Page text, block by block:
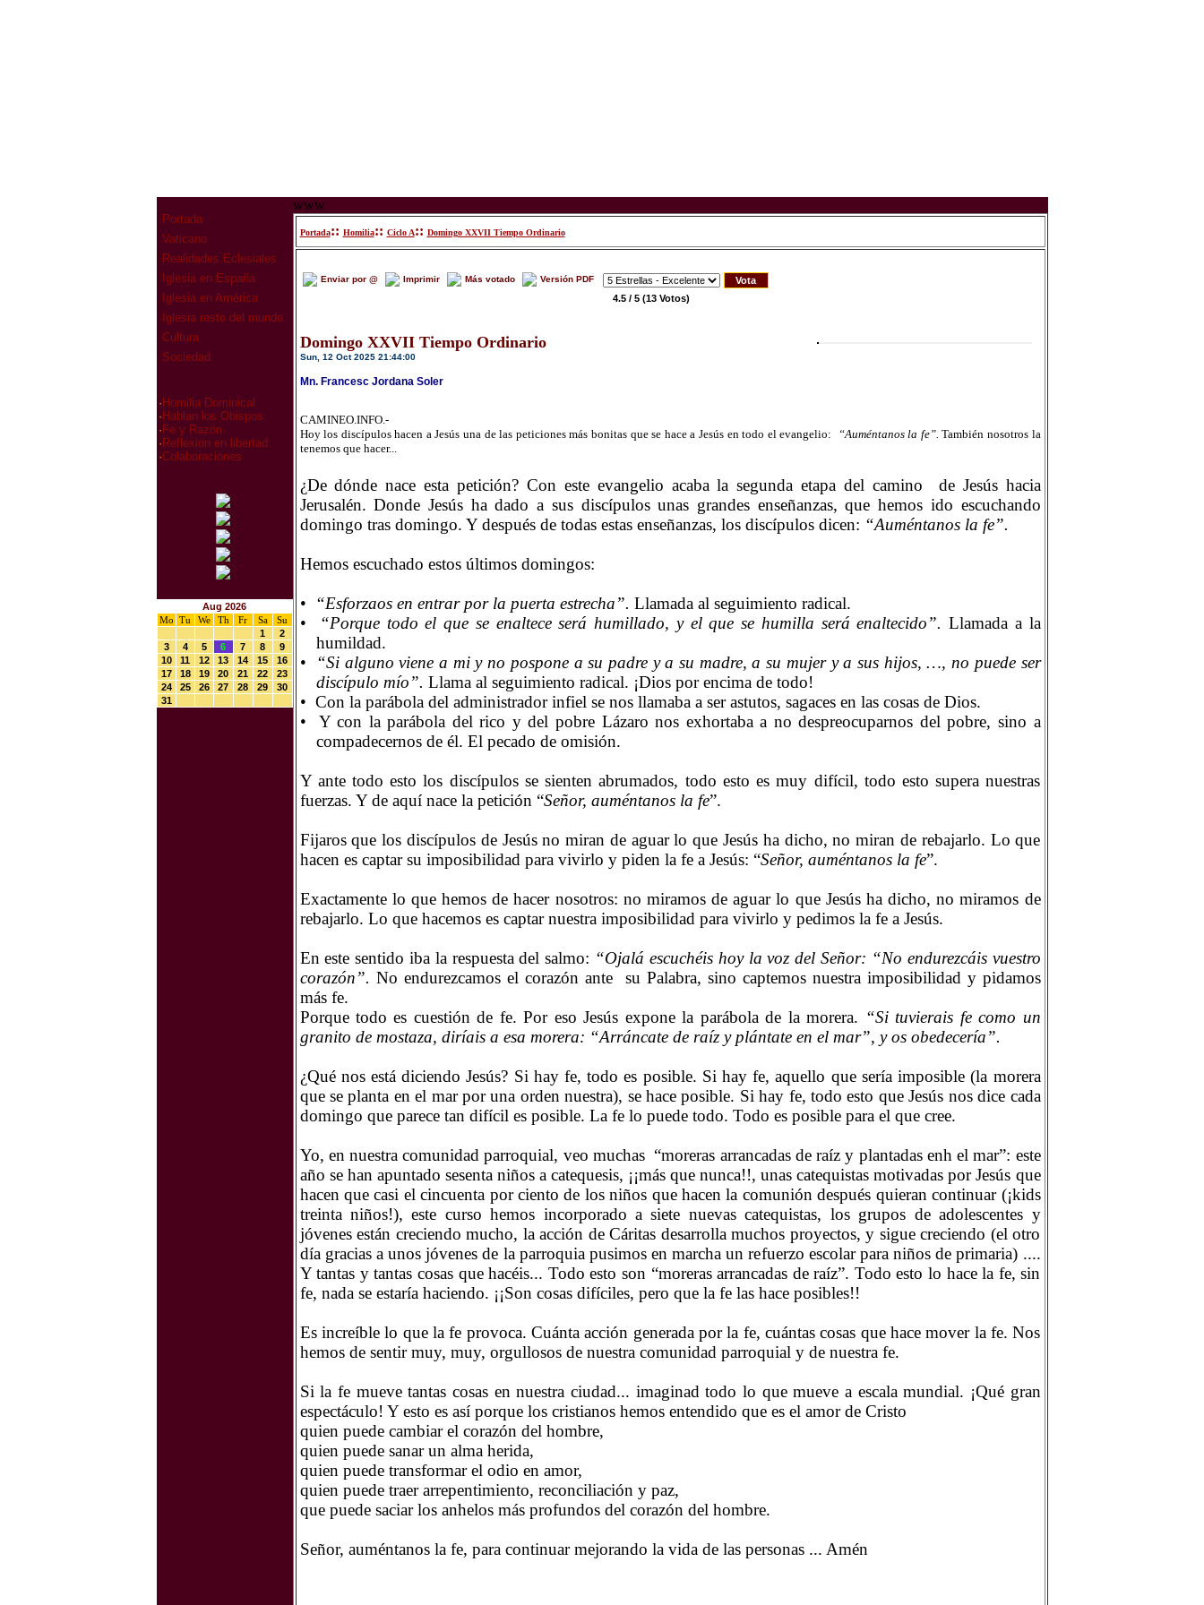
Portada
Vaticano
Realidades Eclesiales
Iglesia en España
Iglesia en América
Iglesia resto del mundo
Cultura
Sociedad
· Homilia Dominical
· Hablan los Obispos
· Fe y Razón
· Reflexion en libertad
·Colaboraciones
Aug 2026
Mo Tu We Th Fr Sa
Su
1
2
3
4 5 6 7 8
9
10
11 12 13 14 15
16
17
18 19 20 21 22
23
24
25 26 27 28 29
30
31
www
Portada:: Homilia:: Ciclo A:: Domingo XXVII Tiempo Ordinario
Enviar por @ Imprimir Más votado Versión PDF
4.5 / 5 (13 Votos)
Domingo XXVII Tiempo Ordinario
Sun, 12 Oct 2025 21:44:00
Mn. Francesc Jordana Soler
CAMINEO.INFO.-
Hoy los discípulos hacen a Jesús una de las peticiones más bonitas que se hace a Jesús en todo el evangelio:
“Auméntanos la fe”. También nosotros la
tenemos que hacer...
¿De dónde nace esta petición? Con este evangelio acaba la segunda etapa del camino
de Jesús hacia
Jerusalén. Donde Jesús ha dado a sus discípulos unas grandes enseñanzas, que hemos ido escuchando
domingo tras domingo. Y después de todas estas enseñanzas, los discípulos dicen: “Auméntanos la fe”.
Hemos escuchado estos últimos domingos:
• “Esforzaos en entrar por la puerta estrecha”. Llamada al seguimiento radical.
•
“Porque todo el que se enaltece será humillado, y el que se humilla será enaltecido”. Llamada a la
humildad.
•
“Si alguno viene a mi y no pospone a su padre y a su madre, a su mujer y a sus hijos, …, no puede ser
discípulo mío”. Llama al seguimiento radical. ¡Dios por encima de todo!
• Con la parábola del administrador infiel se nos llamaba a ser astutos, sagaces en las cosas de Dios.
•
Y con la parábola del rico y del pobre Lázaro nos exhortaba a no despreocuparnos del pobre, sino a
compadecernos de él. El pecado de omisión.
Y ante todo esto los discípulos se sienten abrumados, todo esto es muy difícil, todo esto supera nuestras
fuerzas. Y de aquí nace la petición “Señor, auméntanos la fe”.
Fijaros que los discípulos de Jesús no miran de aguar lo que Jesús ha dicho, no miran de rebajarlo. Lo que
hacen es captar su imposibilidad para vivirlo y piden la fe a Jesús: “Señor, auméntanos la fe”.
Exactamente lo que hemos de hacer nosotros: no miramos de aguar lo que Jesús ha dicho, no miramos de
rebajarlo. Lo que hacemos es captar nuestra imposibilidad para vivirlo y pedimos la fe a Jesús.
En este sentido iba la respuesta del salmo: “Ojalá escuchéis hoy la voz del Señor: “No endurezcáis vuestro
corazón”. No endurezcamos el corazón ante
su Palabra, sino captemos nuestra imposibilidad y pidamos
más fe.
Porque todo es cuestión de fe. Por eso Jesús expone la parábola de la morera. “Si tuvierais fe como un
granito de mostaza, diríais a esa morera: “Arráncate de raíz y plántate en el mar”, y os obedecería”.
¿Qué nos está diciendo Jesús? Si hay fe, todo es posible. Si hay fe, aquello que sería imposible (la morera
que se planta en el mar por una orden nuestra), se hace posible. Si hay fe, todo esto que Jesús nos dice cada
domingo que parece tan difícil es posible. La fe lo puede todo. Todo es posible para el que cree.
Yo, en nuestra comunidad parroquial, veo muchas “moreras arrancadas de raíz y plantadas enh el mar”: este
año se han apuntado sesenta niños a catequesis, ¡¡más que nunca!!, unas catequistas motivadas por Jesús que
hacen que casi el cincuenta por ciento de los niños que hacen la comunión después quieran continuar (¡kids
treinta niños!), este curso hemos incorporado a siete nuevas catequistas, los grupos de adolescentes y
jóvenes están creciendo mucho, la acción de Cáritas desarrolla muchos proyectos, y sigue creciendo (el otro
día gracias a unos jóvenes de la parroquia pusimos en marcha un refuerzo escolar para niños de primaria) ....
Y tantas y tantas cosas que hacéis... Todo esto son “moreras arrancadas de raíz”. Todo esto lo hace la fe, sin
fe, nada se estaría haciendo. ¡¡Son cosas difíciles, pero que la fe las hace posibles!!
Es increíble lo que la fe provoca. Cuánta acción generada por la fe, cuántas cosas que hace mover la fe. Nos
hemos de sentir muy, muy, orgullosos de nuestra comunidad parroquial y de nuestra fe.
Si la fe mueve tantas cosas en nuestra ciudad... imaginad todo lo que mueve a escala mundial. ¡Qué gran
espectáculo! Y esto es así porque los cristianos hemos entendido que es el amor de Cristo
quien puede cambiar el corazón del hombre,
quien puede sanar un alma herida,
quien puede transformar el odio en amor,
quien puede traer arrepentimiento, reconciliación y paz,
que puede saciar los anhelos más profundos del corazón del hombre.
Señor, auméntanos la fe, para continuar mejorando la vida de las personas ... Amén